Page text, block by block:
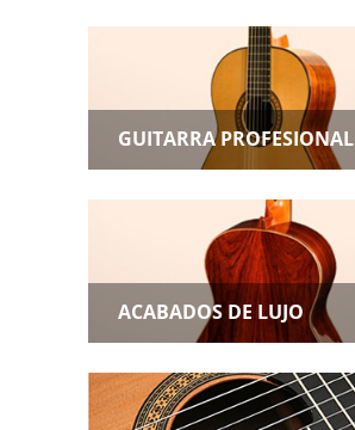
GUITARRA PROFESIONAL
ACABADOS DE LUJO